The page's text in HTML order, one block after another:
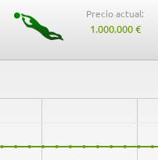
Precio actual:
1.000.000 €